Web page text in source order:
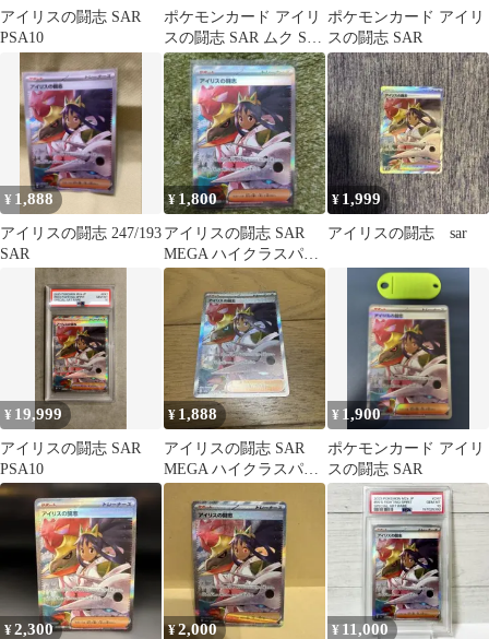
アイリスの闘志 SAR
PSA10
ポケモンカード アイリ
スの闘志 SAR ムク SR
2枚セット
ポケモンカード アイリ
スの闘志 SAR
¥ 1,888
アイリスの闘志 247/193
SAR
¥ 1,800
アイリスの闘志 SAR
MEGA ハイクラスパッ
ク MEGAドリームex キ
¥ 1,999
アイリスの闘志 sar
¥ 19,999
アイリスの闘志 SAR
PSA10
¥ 1,888
アイリスの闘志 SAR
MEGA ハイクラスパッ
ク MEGAドリームex キ
ラ…
¥ 1,900
ポケモンカード アイリ
スの闘志 SAR
¥2,300 ¥2,000 ¥ 11,000